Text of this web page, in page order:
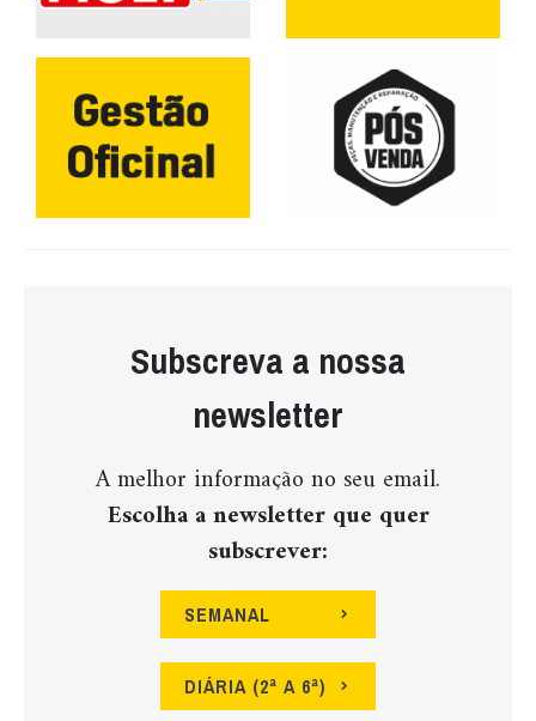
Subscreva a nossa
newsletter
A melhor informação no seu email.
Escolha a newsletter que quer
subscrever:
SEMANAL
DIÁRIA (2ª A 6ª)